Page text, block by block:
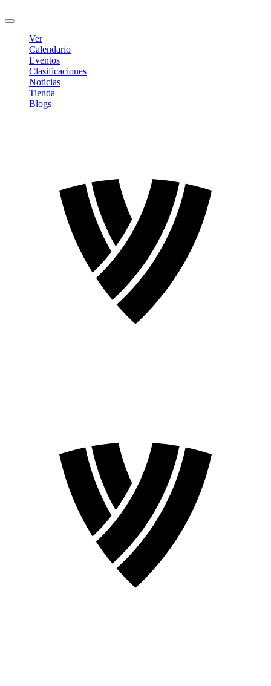
Ver
Calendario
Eventos
Clasificaciones
Noticias
Tienda
Blogs